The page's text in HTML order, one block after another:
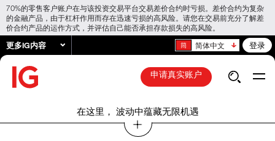
70%的零售客户账户在与该投资交易平台交易差价合约时亏损。差价合约为复杂
的金融产品，由于杠杆作用而存在迅速亏损的高风险。请您在交易前充分了解差
价合约产品的运作方式，并评估自己能否承担存款损失的高风险。
更多IG内容 简体中文 登录
申请真实账户
在这里， 波动中蕴藏无限机遇